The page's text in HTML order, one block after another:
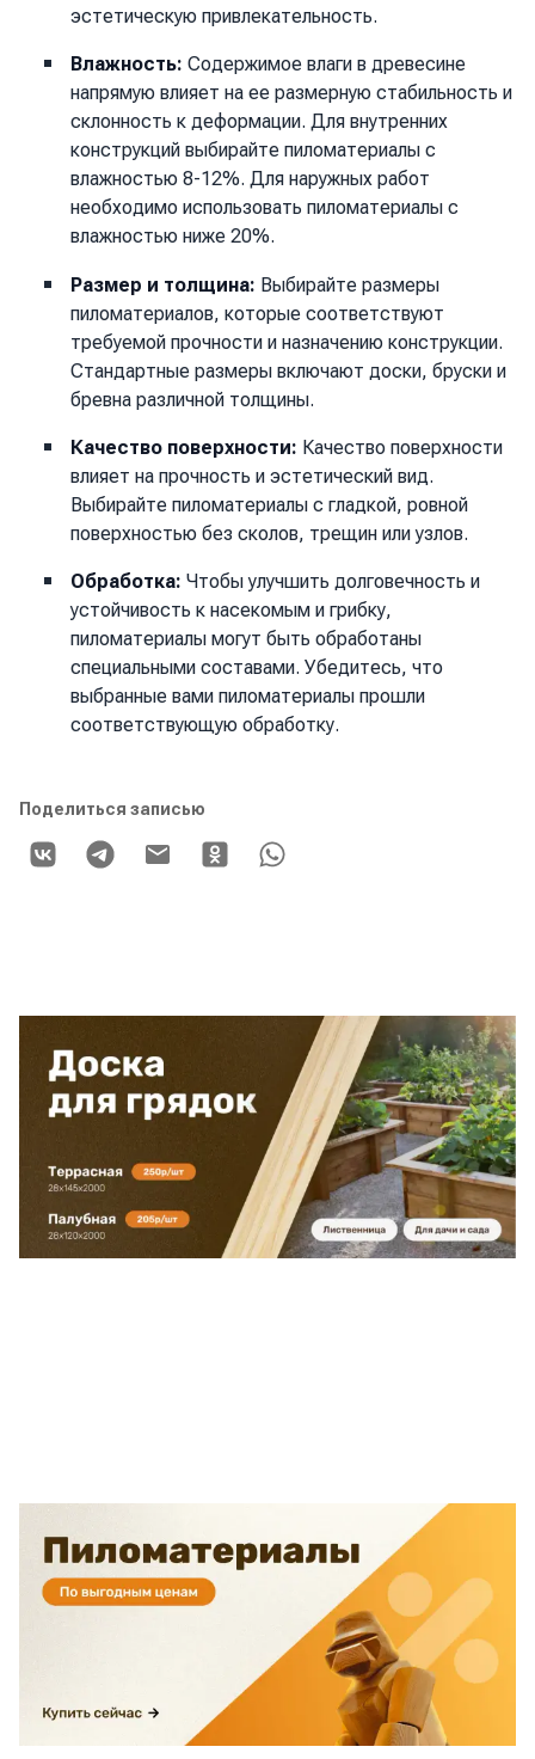
эстетическую привлекательность.
Влажность:Содержимое влаги в древесине
напрямую влияет на ее размерную стабильность и
склонность к деформации. Для внутренних
конструкций выбирайте пиломатериалы с
влажностью 8-12%. Для наружных работ
необходимо использовать пиломатериалы с
влажностью ниже 20%.
Размер и толщина: Выбирайте размеры
пиломатериалов, которые соответствуют
требуемой прочности и назначению конструкции.
Стандартные размеры включают доски, бруски и
бревна различной толщины.
Качество поверхности: Качество поверхности
влияет на прочность и эстетический вид.
Выбирайте пиломатериалы с гладкой, ровной
поверхностью без сколов, трещин или узлов.
Обработка:Чтобы улучшить долговечность и
устойчивость к насекомым и грибку,
пиломатериалы могут быть обработаны
специальными составами. Убедитесь, что
выбранные вами пиломатериалы прошли
соответствующую обработку.
Поделиться записью